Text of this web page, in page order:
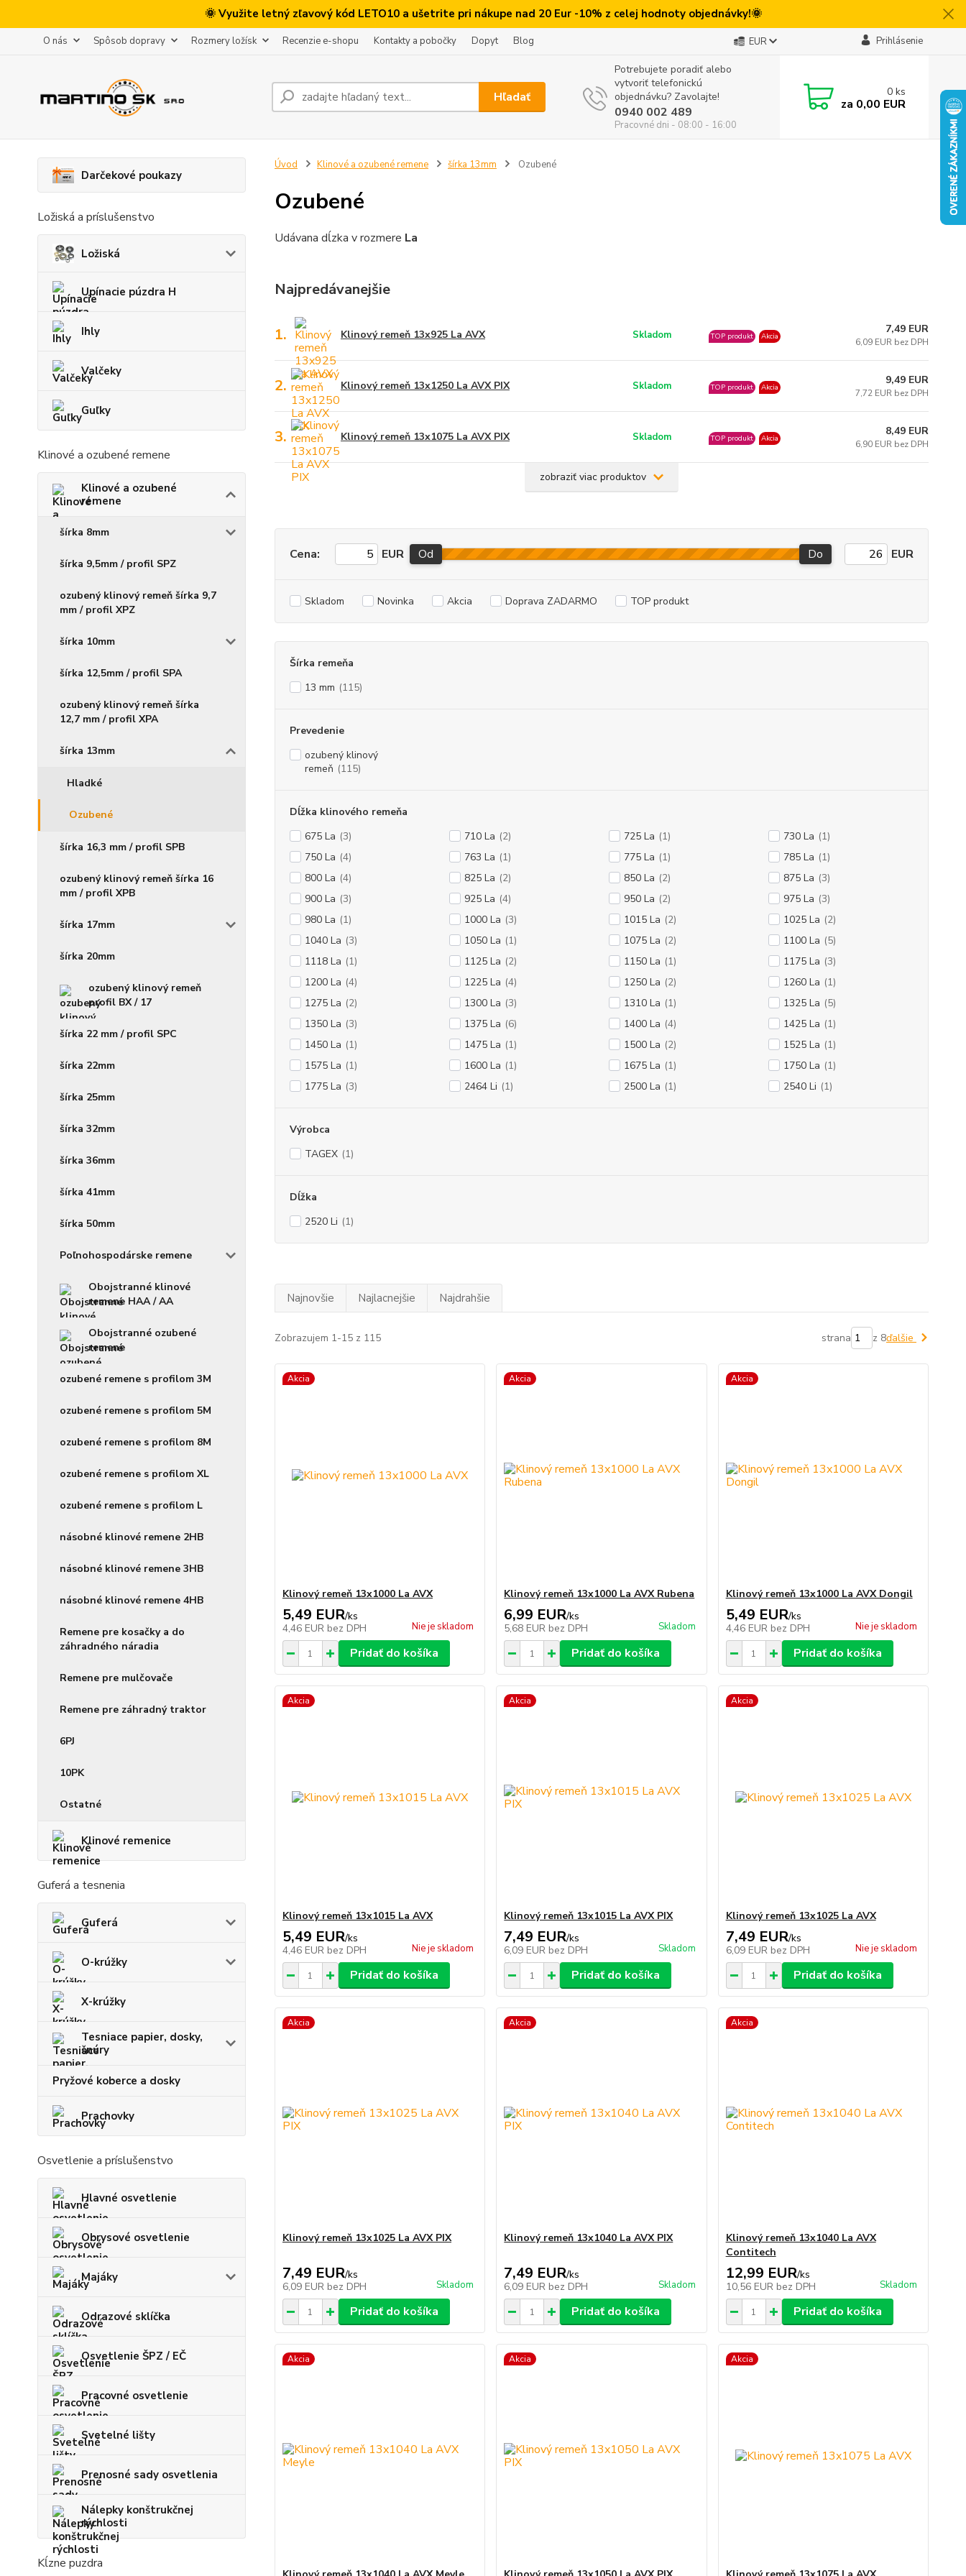
🌞 Využite letný zľavový kód LETO10 a ušetrite pri nákupe nad 20 Eur -10% z celej hodnoty objednávky!🌞
O nás Spôsob dopravy Rozmery ložísk Recenzie e-shopu Kontakty a pobočky Dopyt Blog EUR Prihlásenie
Hľadať
Potrebujete poradiť alebo
vytvoriť telefonickú
objednávku? Zavolajte!
0940 002 489
Pracovné dni - 08:00 - 16:00
0 ks
za 0,00 EUR
Darčekové poukazy
Ložiská a príslušenstvo
Ložiská
Upínacie púzdra H
Ihly
Valčeky
Guľky
Klinové a ozubené remene
Klinové a ozubené
remene
šírka 8mm
šírka 9,5mm / profil SPZ
ozubený klinový remeň šírka 9,7
mm / profil XPZ
šírka 10mm
šírka 12,5mm / profil SPA
ozubený klinový remeň šírka
12,7 mm / profil XPA
šírka 13mm
Hladké
Ozubené
šírka 16,3 mm / profil SPB
ozubený klinový remeň šírka 16
mm / profil XPB
šírka 17mm
šírka 20mm
ozubený klinový remeň
profil BX / 17
šírka 22 mm / profil SPC
šírka 22mm
šírka 25mm
šírka 32mm
šírka 36mm
šírka 41mm
šírka 50mm
Poľnohospodárske remene
Obojstranné klinové
remene HAA / AA
Obojstranné ozubené
remene
ozubené remene s profilom 3M
ozubené remene s profilom 5M
ozubené remene s profilom 8M
ozubené remene s profilom XL
ozubené remene s profilom L
násobné klinové remene 2HB
násobné klinové remene 3HB
násobné klinové remene 4HB
Remene pre kosačky a do
záhradného náradia
Remene pre mulčovače
Remene pre záhradný traktor
6PJ
10PK
Ostatné
Klinové remenice
Guferá a tesnenia
Guferá
O-krúžky
X-krúžky
Tesniace papier, dosky,
šnúry
Pryžové koberce a dosky
Prachovky
Osvetlenie a príslušenstvo
Hlavné osvetlenie
Obrysové osvetlenie
Majáky
Odrazové sklíčka
Osvetlenie ŠPZ / EČ
Pracovné osvetlenie
Svetelné lišty
Prenosné sady osvetlenia
Nálepky konštrukčnej
rýchlosti
Kĺzne puzdra
Úvod Klinové a ozubené remene šírka 13mm Ozubené
Ozubené
Udávana dĺzka v rozmere La
Najpredávanejšie
1. Klinový remeň 13x925 La AVX Skladom TOP produkt Akcia
7,49 EUR
6,09 EUR bez DPH
2. Klinový remeň 13x1250 La AVX PIX Skladom TOP produkt Akcia
9,49 EUR
7,72 EUR bez DPH
3. Klinový remeň 13x1075 La AVX PIX Skladom TOP produkt Akcia
8,49 EUR
6,90 EUR bez DPH
zobraziť viac produktov
Cena: EUR Od Do EUR
Skladom Novinka Akcia Doprava ZADARMO TOP produkt
Šírka remeňa
13 mm (115)
Prevedenie
ozubený klinový
remeň (115)
Dĺžka klinového remeňa
675 La (3) 710 La (2) 725 La (1) 730 La (1)
750 La (4) 763 La (1) 775 La (1) 785 La (1)
800 La (4) 825 La (2) 850 La (2) 875 La (3)
900 La (3) 925 La (4) 950 La (2) 975 La (3)
980 La (1) 1000 La (3) 1015 La (2) 1025 La (2)
1040 La (3) 1050 La (1) 1075 La (2) 1100 La (5)
1118 La (1) 1125 La (2) 1150 La (1) 1175 La (3)
1200 La (4) 1225 La (4) 1250 La (2) 1260 La (1)
1275 La (2) 1300 La (3) 1310 La (1) 1325 La (5)
1350 La (3) 1375 La (6) 1400 La (4) 1425 La (1)
1450 La (1) 1475 La (1) 1500 La (2) 1525 La (1)
1575 La (1) 1600 La (1) 1675 La (1) 1750 La (1)
1775 La (3) 2464 Li (1) 2500 La (1) 2540 Li (1)
Výrobca
TAGEX (1)
Dĺžka
2520 Li (1)
Najnovšie Najlacnejšie Najdrahšie
Zobrazujem 1-15 z 115 strana z 8ďalšie
Akcia
Klinový remeň 13x1000 La AVX
5,49 EUR/ks
4,46 EUR bez DPH Nie je skladom
Pridať do košíka
Akcia
Klinový remeň 13x1000 La AVX Rubena
6,99 EUR/ks
5,68 EUR bez DPH Skladom
Pridať do košíka
Akcia
Klinový remeň 13x1000 La AVX Dongil
5,49 EUR/ks
4,46 EUR bez DPH Nie je skladom
Pridať do košíka
Akcia
Klinový remeň 13x1015 La AVX
5,49 EUR/ks
4,46 EUR bez DPH Nie je skladom
Pridať do košíka
Akcia
Klinový remeň 13x1015 La AVX PIX
7,49 EUR/ks
6,09 EUR bez DPH Skladom
Pridať do košíka
Akcia
Klinový remeň 13x1025 La AVX
7,49 EUR/ks
6,09 EUR bez DPH Nie je skladom
Pridať do košíka
Akcia
Klinový remeň 13x1025 La AVX PIX
7,49 EUR/ks
6,09 EUR bez DPH Skladom
Pridať do košíka
Akcia
Klinový remeň 13x1040 La AVX PIX
7,49 EUR/ks
6,09 EUR bez DPH Skladom
Pridať do košíka
Akcia
Klinový remeň 13x1040 La AVX
Contitech
12,99 EUR/ks
10,56 EUR bez DPH Skladom
Pridať do košíka
Akcia Akcia Akcia